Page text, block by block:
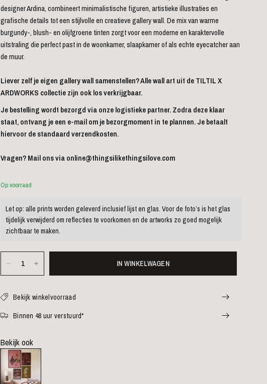
designer Ardina, combineert minimalistische figuren, artistieke illustraties en
grafische details tot een stijlvolle en creatieve gallery wall. De mix van warme
burgundy-, blush- en olijfgroene tinten zorgt voor een moderne en karaktervolle
uitstraling die perfect past in de woonkamer, slaapkamer of als echte eyecatcher aan
de muur.
Liever zelf je eigen gallery wall samenstellen? Alle wall art uit de TILTIL X
ARDWORKS collectie zijn ook los verkrijgbaar.
Je bestelling wordt bezorgd via onze logistieke partner. Zodra deze klaar
staat, ontvang je een e-mail om je bezorgmoment in te plannen. Je betaalt
hiervoor de standaard verzendkosten.
Vragen? Mail ons viaonline@thingsilikethingsilove.com
Op voorraad
Let op: alle prints worden geleverd inclusief lijst en glas. Voor de foto’s is het glas
tijdelijk verwijderd om reflecties te voorkomen en de artworks zo goed mogelijk
zichtbaar te maken.
IN WINKELWAGEN
Bekijk winkelvoorraad
Binnen 48 uur verstuurd*
Bekijk ook